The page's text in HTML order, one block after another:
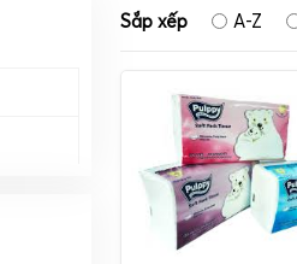
Sắp xếp A-Z